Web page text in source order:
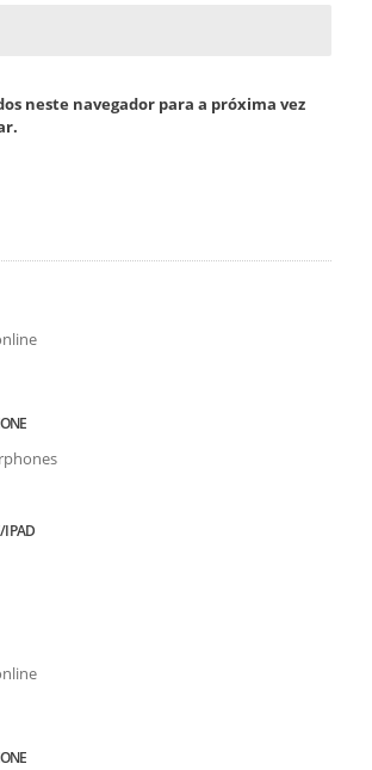
neste navegador para a próxima vez
IPAD